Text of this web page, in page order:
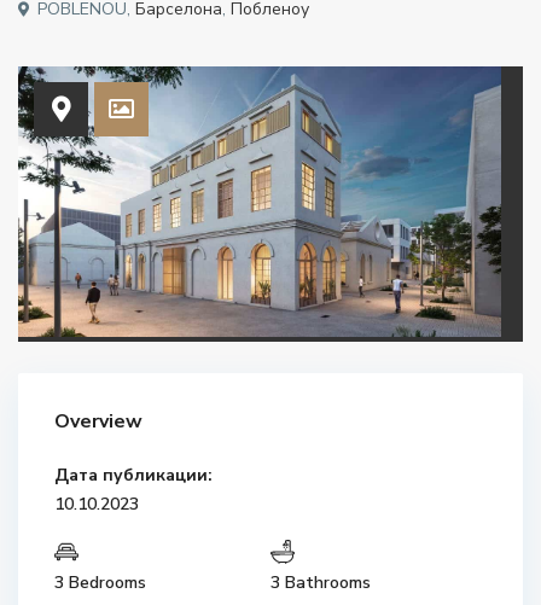
POBLENOU,Барселона,Побленоу
Overview
Дата публикации:
10.10.2023
3 Bedrooms 3 Bathrooms